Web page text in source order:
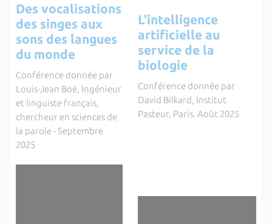
Des vocalisations
des singes aux
sons des langues
du monde
Conférence donnée par
Louis-Jean Boë, Ingénieur
et linguiste français,
chercheur en sciences de
la parole - Septembre
2025
L'intelligence
artificielle au
service de la
biologie
Conférence donnée par
David Bilkard, Institut
Pasteur, Paris. Août 2025